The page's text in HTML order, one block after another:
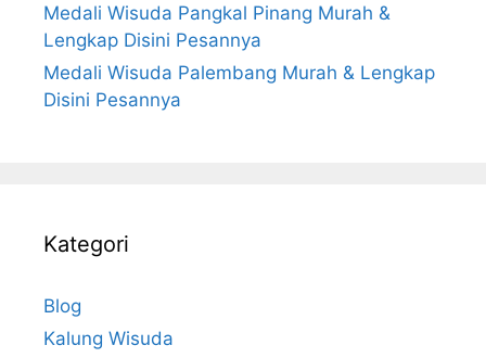
Medali Wisuda Pangkal Pinang Murah &
Lengkap Disini Pesannya
Medali Wisuda Palembang Murah & Lengkap
Disini Pesannya
Kategori
Blog
Kalung Wisuda